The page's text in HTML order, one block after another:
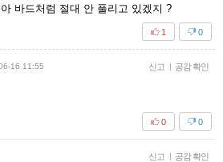
바드처럼 절대 안 풀리고 있겠지 ?
0
1
16 11:55 신고 | 공감 확인
0
0
신고 | 공감 확인